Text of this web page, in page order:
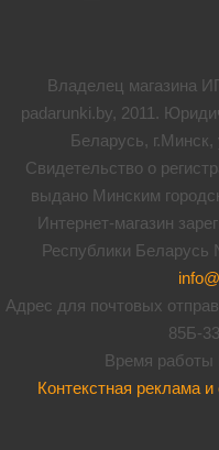
Владелец магазина
padarunki.by, 2011.
Беларусь,
Свидетельство о
выдано Минским
Интернет-магазин
Республики Беларусь
Адрес для почтовых
85Б-
Время
Контекстная реклама